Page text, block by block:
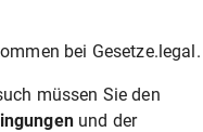
bei Gesetze.legal.
müssen Sie den
und der